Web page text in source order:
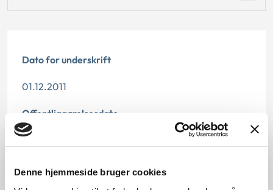
Denne hjemmeside bruger cookies
Dato for underskrift
01.12.2011
Offentliggørelsesdato
10.07.2013
Paragraf